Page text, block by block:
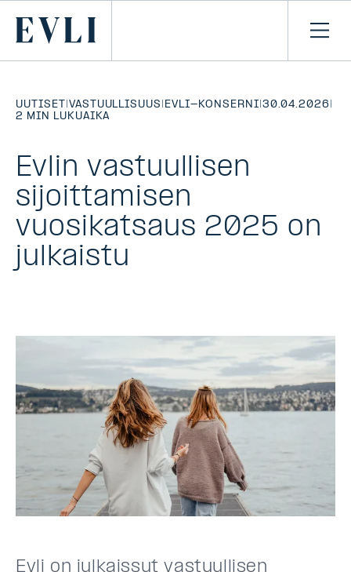
Primary
Avaa
UUTISET |VASTUULLISUUS | EVLI-KONSERNI|30.04.2026 |
2 MIN LUKUAIKA
Evlin vastuullisen
sijoittamisen
vuosikatsaus 2025 on
julkaistu
Evli on julkaissut vastuullisen